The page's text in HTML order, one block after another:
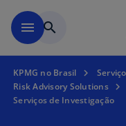
menu search
KPMG no Brasil
Risk Advisory Solutions
Serviços de Investigação